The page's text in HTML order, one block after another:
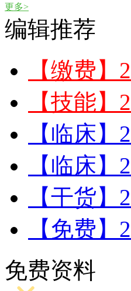
更多>
编辑推荐
【缴费
【技能
【临床
【临床
【干货
【免费
免费资料